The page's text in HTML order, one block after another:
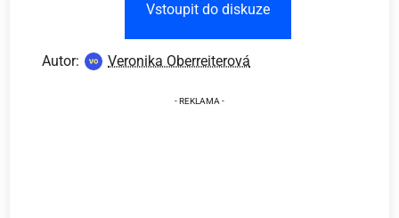
Vstoupit do diskuze
Autor: Veronika Oberreiterová